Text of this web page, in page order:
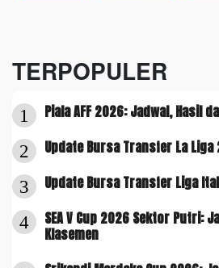
TERPOPULER
1 Piala AFF 2026: Jadwal, Hasil
2 Update Bursa Transfer La
3 Update Bursa Transfer Liga
4
SEA V Cup 2026 Sektor Putri:
Klasemen